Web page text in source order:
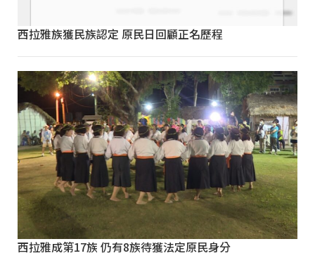
西拉雅族獲民族認定 原民日回顧正名歷程
西拉雅成第17族 仍有8族待獲法定原民身分